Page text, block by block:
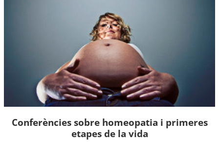
Conferències sobre homeopatia i primeres
etapes de la vida